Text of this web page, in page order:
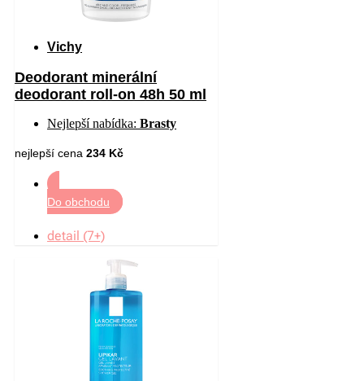
Vichy
Deodorant minerální
deodorant roll-on 48h 50 ml
Nejlepší nabídka: Brasty
nejlepší cena 234 Kč
Do obchodu
detail (7+)